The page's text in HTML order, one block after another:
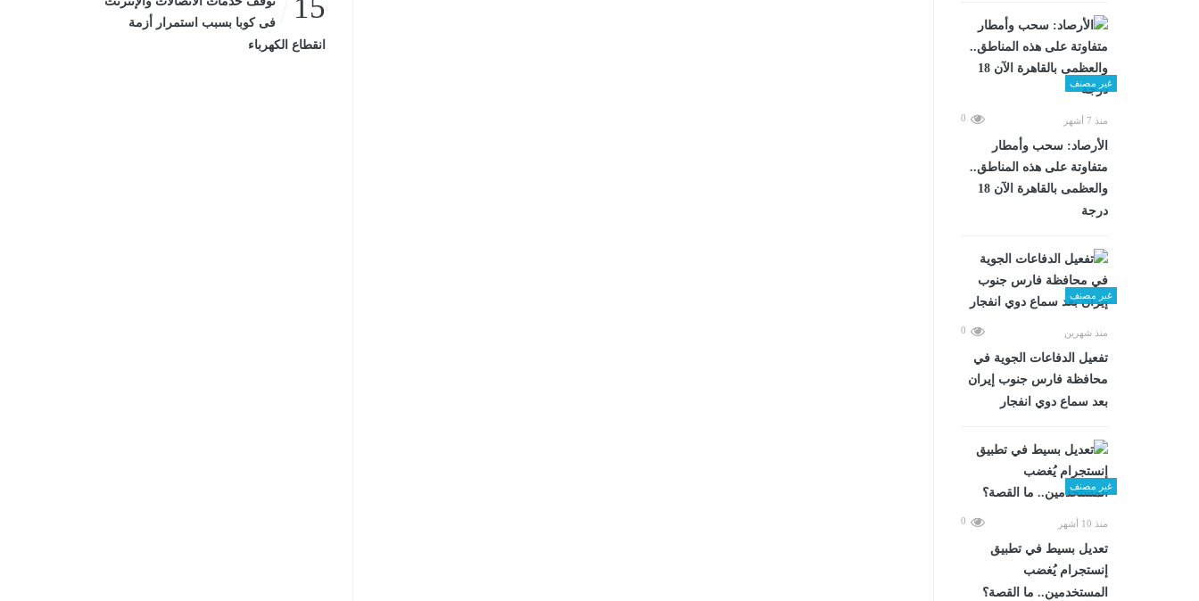
غير مصنف
منذ 7 أشهر 0
الأرصاد: سحب وأمطار
متفاوتة على هذه المناطق..
والعظمى بالقاهرة الآن 18
درجة
غير مصنف
منذ شهرين 0
تفعيل الدفاعات الجوية في
محافظة فارس جنوب إيران
بعد سماع دوي انفجار
غير مصنف
منذ 10 أشهر 0
تعديل بسيط في تطبيق
إنستجرام يُغضب
المستخدمين.. ما القصة؟
15
فى كوبا بسبب استمرار أزمة
انقطاع الكهرباء